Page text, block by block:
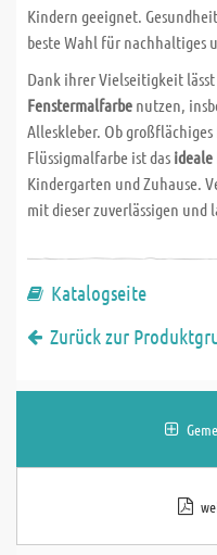
Kindern geeignet.
beste Wahl für nachhaltiges
Dank ihrer Vielseitigkeit
Fenstermalfarbe nutzen,
Alleskleber. Ob
Flüssigmalfarbe ist das
Kindergarten und Zuhause.
mit dieser zuverlässigen und
Katalogseite
Zurück zur